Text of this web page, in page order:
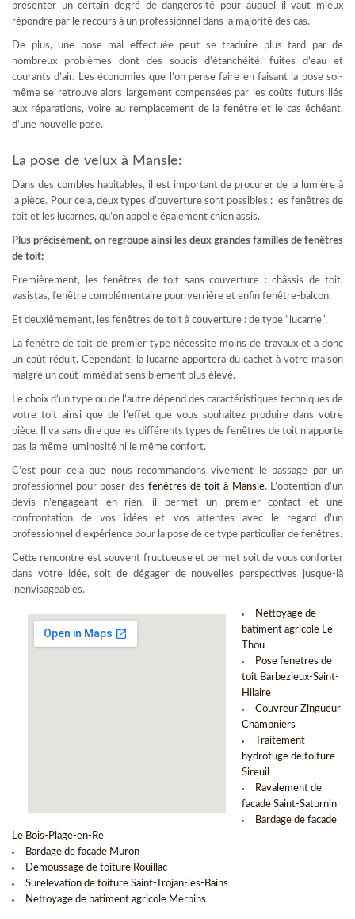
présenter un certain degré de dangerosité pour auquel il vaut mieux
répondre par le recours à un professionnel dans la majorité des cas.
De plus, une pose mal effectuée peut se traduire plus tard par de
nombreux problèmes dont des soucis d’étanchéité, fuites d’eau et
courants d’air. Les économies que l’on pense faire en faisant la pose soi-
même se retrouve alors largement compensées par les coûts futurs liés
aux réparations, voire au remplacement de la fenêtre et le cas échéant,
d’une nouvelle pose.
La pose de velux à Mansle:
Dans des combles habitables, il est important de procurer de la lumière à
la pièce. Pour cela, deux types d’ouverture sont possibles : les fenêtres de
toit et les lucarnes, qu’on appelle également chien assis.
Plus précisément, on regroupe ainsi les deux grandes familles de fenêtres
de toit:
Premièrement, les fenêtres de toit sans couverture : châssis de toit,
vasistas, fenêtre complémentaire pour verrière et enfin fenêtre-balcon.
Et deuxièmement, les fenêtres de toit à couverture : de type “lucarne”.
La fenêtre de toit de premier type nécessite moins de travaux et a donc
un coût réduit. Cependant, la lucarne apportera du cachet à votre maison
malgré un coût immédiat sensiblement plus élevé.
Le choix d’un type ou de l’autre dépend des caractéristiques techniques de
votre toit ainsi que de l’effet que vous souhaitez produire dans votre
pièce. Il va sans dire que les différents types de fenêtres de toit n’apporte
pas la même luminosité ni le même confort.
C’est pour cela que nous recommandons vivement le passage par un
professionnel pour poser des fenêtres de toit à Mansle. L’obtention d’un
devis n’engageant en rien, il permet un premier contact et une
confrontation de vos idées et vos attentes avec le regard d’un
professionnel d’expérience pour la pose de ce type particulier de fenêtres.
Cette rencontre est souvent fructueuse et permet soit de vous conforter
dans votre idée, soit de dégager de nouvelles perspectives jusque-là
inenvisageables.
Nettoyage de
batiment agricole Le
Thou
Pose fenetres de
toit Barbezieux-Saint-
Hilaire
Couvreur Zingueur
Champniers
Traitement
hydrofuge de toiture
Sireuil
Ravalement de
facade Saint-Saturnin
Bardage de facade
Le Bois-Plage-en-Re
Bardage de facade Muron
Demoussage de toiture Rouillac
Surelevation de toiture Saint-Trojan-les-Bains
Nettoyage de batiment agricole Merpins